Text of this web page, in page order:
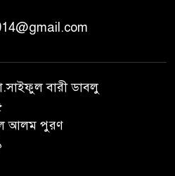
বারী ডাবলু
আলম পুরণ